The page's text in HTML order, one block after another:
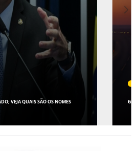
MUNDO - 07 DE AGOSTO DE 2026